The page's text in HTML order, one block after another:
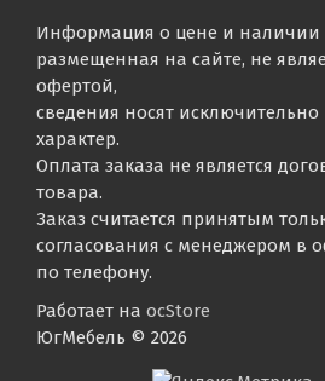
Информация о цене и наличии
размещенная на сайте, не
офертой,
сведения носят
характер.
Оплата заказа не является
товара.
Заказ считается принятым
согласования с менеджером в
по телефону.
Работает на ocStore
ЮгМебель © 2026